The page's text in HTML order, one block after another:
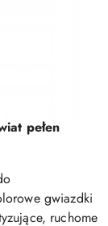
pełen
gwiazdki
ruchome